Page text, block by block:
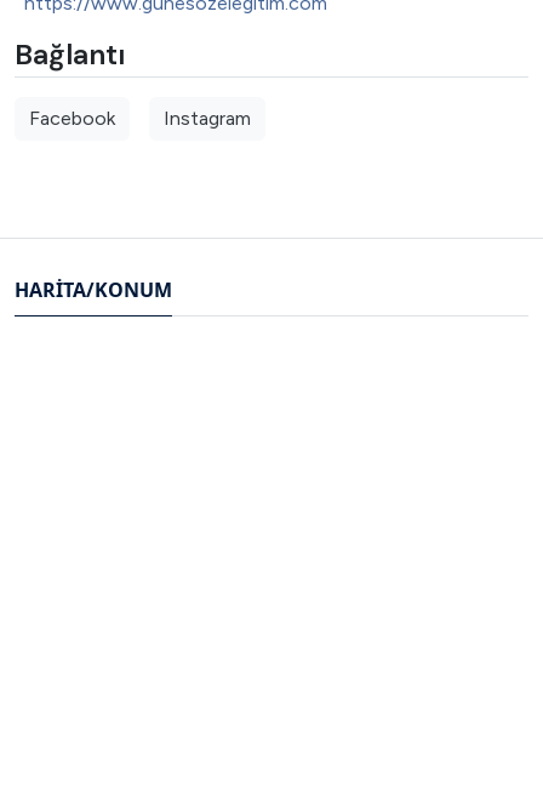
Bağlantı
Facebook Instagram
HARITA/KONUM